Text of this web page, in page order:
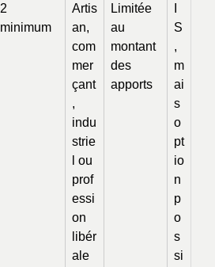
2
minimum
Artis
an,
com
mer
çant
,
indu
strie
l ou
prof
essi
on
libér
ale
Limitée
au
montant
des
apports
S
,
m
ai
s
o
pt
io
n
p
o
s
si